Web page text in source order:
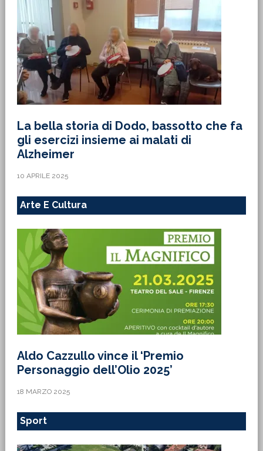
La bella storia di Dodo, bassotto che fa
gli esercizi insieme ai malati di
Alzheimer
10 APRILE 2025
Arte E Cultura
Aldo Cazzullo vince il ‘Premio
Personaggio dell’Olio 2025’
18 MARZO 2025
Sport